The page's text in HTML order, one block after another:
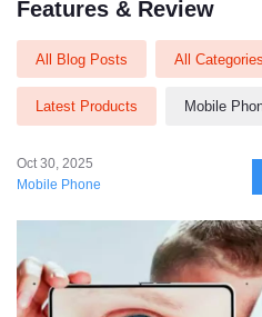
Features & Review
All Blog Posts All Categories
Latest Products Mobile
Oct 30, 2025
Mobile Phone